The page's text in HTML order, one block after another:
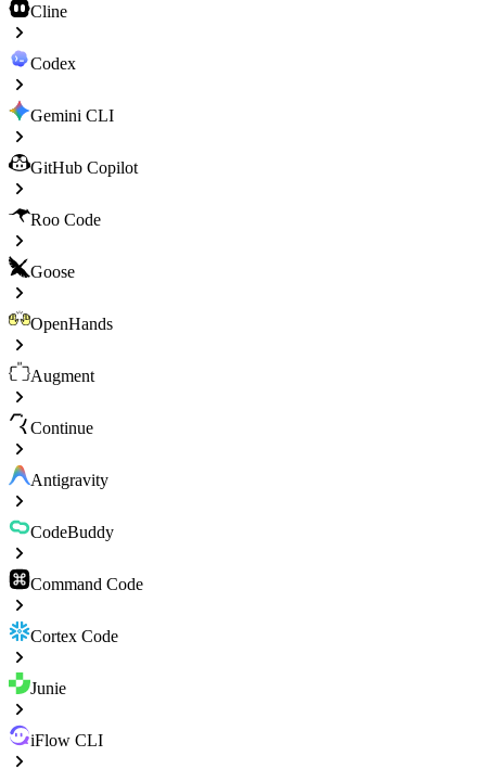
Cline
Codex
Gemini CLI
GitHub Copilot
Roo Code
Goose
OpenHands
Augment
Continue
Antigravity
CodeBuddy
Command Code
Cortex Code
Junie
iFlow CLI